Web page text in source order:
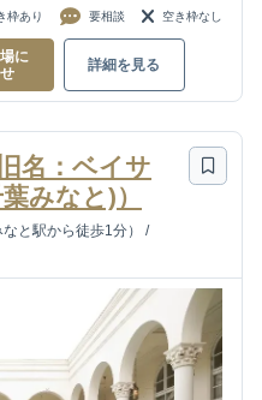
枠あり 要相談 空き枠なし
に
詳細を見る
名：ベイサ
みなと)）
と駅から徒歩1分）
/